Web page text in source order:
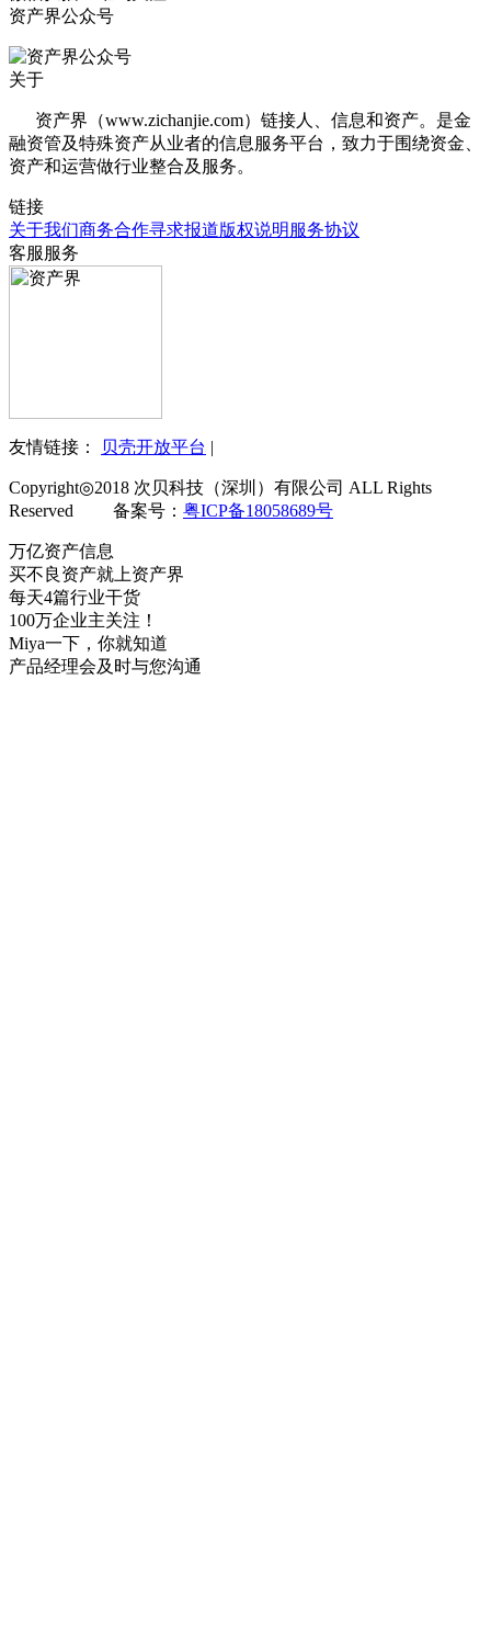
资产界公众号
关于
资产界（www.zichanjie.com）链接人、信息和资产。是金
融资管及特殊资产从业者的信息服务平台，致力于围绕资金、
资产和运营做行业整合及服务。
链接
关于我们商务合作寻求报道版权说明 服务协议
客服服务
友情链接： 贝壳开放平台 |
Copyright◎2018 次贝科技（深圳）有限公司 ALL Rights
Reserved 备案号： 粤ICP备18058689号
万亿资产信息
买不良资产就上资产界
每天4篇行业干货
100万企业主关注！
Miya一下，你就知道
产品经理会及时与您沟通